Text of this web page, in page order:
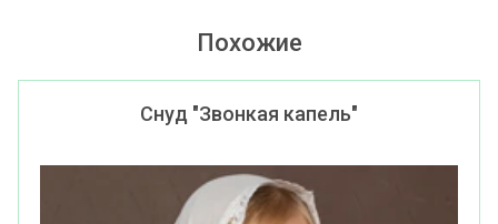
Похожие
Снуд "Звонкая капель"